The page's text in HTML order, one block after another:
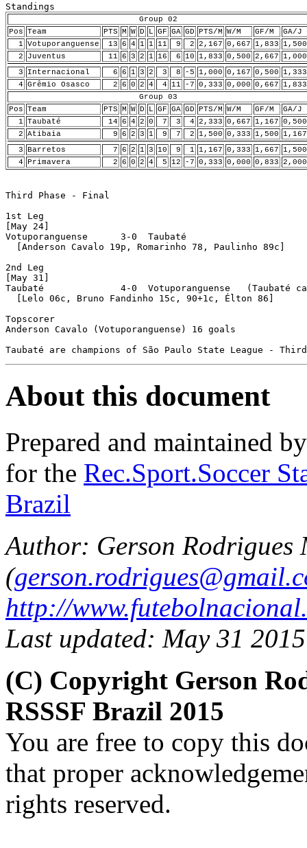
Group 02
Pos Team PTS M W D L GF GA GD PTS/M W/M GF/M
GA/J
1 Votuporanguense 13 6 4 1 1 11 9 2 2,167 0,667 1,833 1,500
2
Juventus 11 6 3 2 1 16 6 10 1,833 0,500 2,667 1,000
3
Internacional 6 6 1 3 2 3 8 -5 1,000 0,167 0,500 1,333
4 Grêmio Osasco 2 6 0 2 4 4 11 -7 0,333 0,000 0,667 1,833
Group 03
Pos Team PTS M W D L GF GA GD PTS/M W/M GF/M
GA/J
1 Taubaté 14 6 4 2 0 7 3 4 2,333 0,667 1,167 0,500
2 Atibaia 9 6 2 3 1 9 7 2 1,500 0,333 1,500 1,167
3 Barretos 7 6 2 1 3 10 9 1 1,167 0,333 1,667 1,500
4 Primavera 2 6 0 2 4 5 12 -7 0,333 0,000 0,833 2,000
Third Phase - Final
1st Leg
[May 24]
Votuporanguense      3-0  Taubaté
  [Anderson Cavalo 19p, Romarinho 78, Paulinho 89c]
2nd Leg
[May 31]
Taubaté              4-0  Votuporanguense   (Taubaté
  [Lelo 06c, Bruno Fandinho 15c, 90+1c, Élton 86]
Topscorer
Anderson Cavalo (Votuporanguense) 16 goals
About this document
Prepared and maintained
for the Rec.Sport.Soccer
Brazil
Author: Gerson Rodrigues
(
http://
Last updated: May 31 2015
(C) Copyright Gerson
RSSSF Brazil 2015
You are free to copy this
that proper
rights reserved.